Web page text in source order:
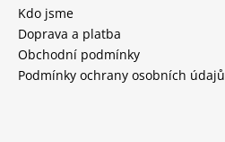
Kdo jsme
Doprava a platba
Obchodní podmínky
Podmínky ochrany osobních údajů